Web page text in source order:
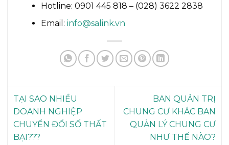
Hotline: 0901 445 818 – (028) 3622 2838
Email: info@salink.vn
TẠI SAO NHIỀU
DOANH NGHIỆP
CHUYỂN ĐỔI SỐ THẤT
BẠI???
BAN QUẢN TRỊ
CHUNG CƯ KHÁC BAN
QUẢN LÝ CHUNG CƯ
NHƯ THẾ NÀO?